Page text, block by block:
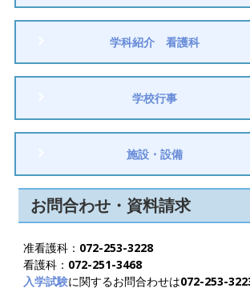
学科紹介 看護科
学校行事
施設・設備
お問合わせ・資料請求
准看護科： 072-253-3228
看護科： 072-251-3468
入学試験に関するお問合わせは072-253-